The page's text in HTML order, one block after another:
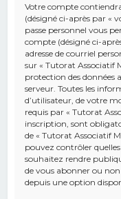
Votre compte
(désigné ci-après par «
passe personnel vous
compte (désigné ci-
adresse de courriel
sur « Tutorat Associatif
protection des données
serveur. Toutes les
d’utilisateur, de votre
requis par « Tutorat
inscription, sont
de « Tutorat Associatif
pouvez contrôler
souhaitez rendre
de vous abonner ou
depuis une option